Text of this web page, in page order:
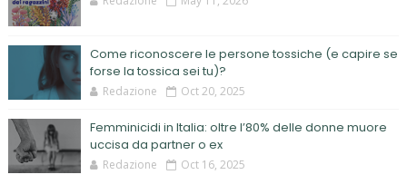
Come riconoscere le persone tossiche (e capire se
forse la tossica sei tu)?
Redazione Oct 20, 2025
Femminicidi in Italia: oltre l’80% delle donne muore
uccisa da partner o ex
Redazione Oct 16, 2025